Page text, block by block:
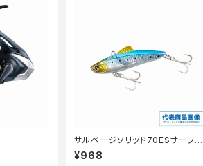
サルベージソリッド70ESサーフエ
ディションXG−V70V
¥968